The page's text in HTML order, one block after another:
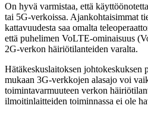
On hyvä varmistaa, että
tai 5G-verkoissa. Ajankohtaisimmat
kattavuudesta saa omalta
että puhelimen VoLTE-ominaisuus
2G-verkon häiriötilanteiden varalta.
Hätäkeskuslaitoksen johtokeskuksen
mukaan 3G-verkkojen alasajo voi
toimintavarmuuteen verkon
ilmoitinlaitteiden toiminnassa ei ole